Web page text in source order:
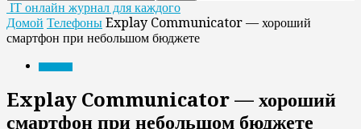
IT онлайн журнал для каждого
Домой Телефоны Explay Communicator — хороший
смартфон при небольшом бюджете
Explay Communicator — хороший
смартфон при небольшом бюджете